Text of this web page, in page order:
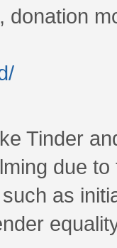
donation
Tinder
due
as